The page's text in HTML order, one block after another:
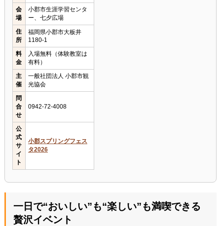
会
場
小郡市生涯学習センタ
ー、七夕広場
住
所
福岡県小郡市大板井
1180-1
料
金
入場無料（体験教室は
有料）
主
催
一般社団法人 小郡市観
光協会
問
合
せ
0942-72-4008
公
式
サ
イ
ト
小郡スプリングフェス
タ2026
一日で“おいしい”も“楽しい”も満喫できる
贅沢イベント